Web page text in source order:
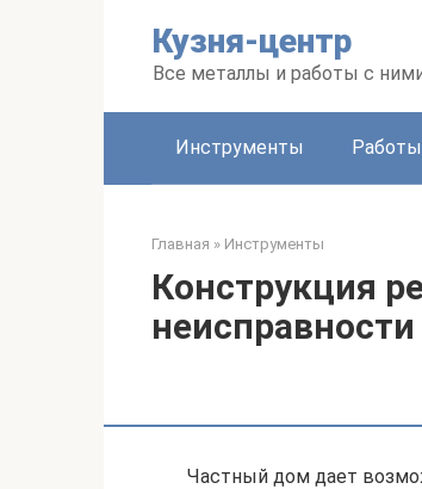
Кузня-центр
Все металлы и работы с
Инструменты Работы
Главная » Инструменты
Конструкция
неисправности
Частный дом дает